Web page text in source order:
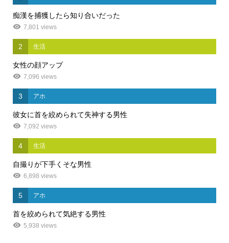
痴漢を捕獲したら知り合いだった
7,801 views
2 生活
女性の顔アップ
7,096 views
3 アホ
彼女に首を絞められて失神する男性
7,092 views
4 生活
自撮りが下手くそな男性
6,898 views
5 アホ
首を絞められて気絶する男性
5,938 views